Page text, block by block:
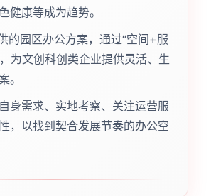
健康等成为趋势。
的园区办公方案，通过“空间+服
为文创科创类企业提供灵活、生
。
身需求、实地考察、关注运营服
，以找到契合发展节奏的办公空